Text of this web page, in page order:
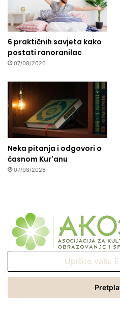
t
e
o
v
d
!
“
6 praktičnih savjeta kako
postati ranoranilac
07/08/2026
Neka pitanja i odgovori o
časnom Kur'anu
07/08/2026
Email